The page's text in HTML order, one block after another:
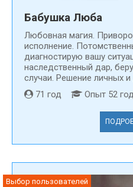
Бабушка Люба
Любовная магия.
исполнение.
диагностирую вашу
наследственный дар,
случаи. Решение личных и
71 год
Опыт 52
Выбор пользователей